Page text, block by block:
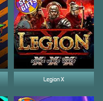
Legion X